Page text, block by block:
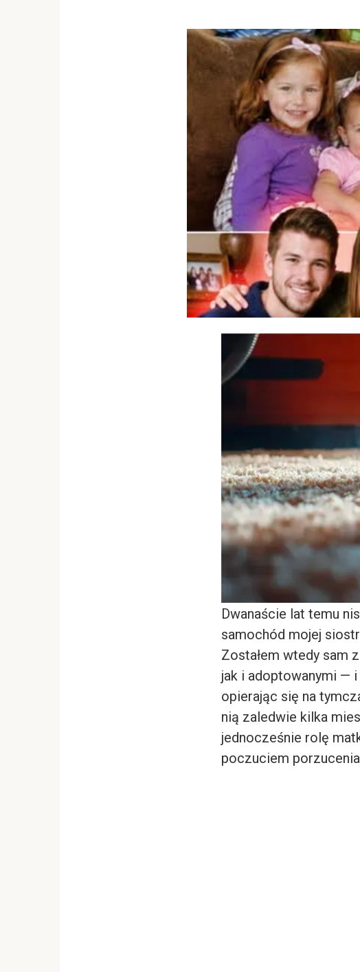
Dwanaście lat temu
samochód mojej
Zostałem wtedy sam
jak i adoptowanymi — i
opierając się na
nią zaledwie kilka
jednocześnie rolę
poczuciem